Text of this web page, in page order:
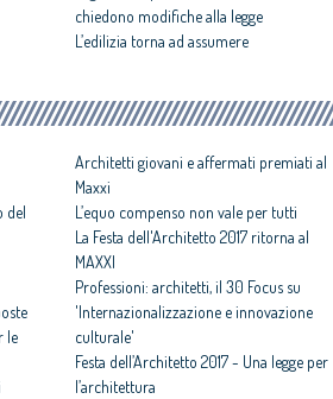
chiedono modifiche alla legge
L’edilizia torna ad assumere
del
le
Architetti giovani e affermati premiati al
Maxxi
L’equo compenso non vale per tutti
La Festa dell'Architetto 2017 ritorna al
MAXXI
Professioni: architetti, il 30 Focus su
'Internazionalizzazione e innovazione
culturale'
Festa dell’Architetto 2017 - Una legge per
l’architettura